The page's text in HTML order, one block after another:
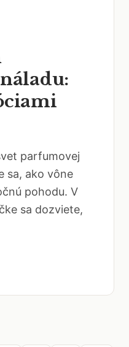
parfumovej
sa, ako vône
pohodu. V
sa dozviete,